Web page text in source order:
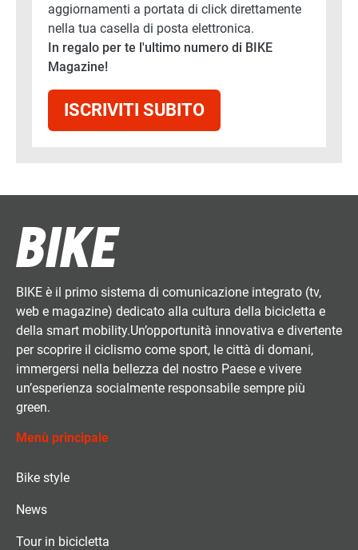
aggiornamenti a portata di click direttamente
nella tua casella di posta elettronica.
In regalo per te l'ultimo numero di BIKE
Magazine!
ISCRIVITI SUBITO
BIKE è il primo sistema di comunicazione integrato (tv,
web e magazine) dedicato alla cultura della bicicletta e
della smart mobility.Un’opportunità innovativa e divertente
per scoprire il ciclismo come sport, le città di domani,
immergersi nella bellezza del nostro Paese e vivere
un’esperienza socialmente responsabile sempre più
green.
Menù principale
Bike style
News
Tour in bicicletta